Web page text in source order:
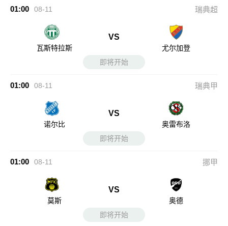
01:00 08-11 瑞典超
瓦斯特拉斯
VS
尤尔加登
即将开始
01:00 08-11 瑞典甲
诺尔比
VS
奥雷布洛
即将开始
01:00 08-11 挪甲
莫斯
VS
奥德
即将开始